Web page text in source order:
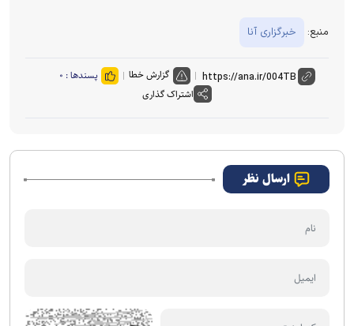
منبع: خبرگزاری آنا
گزارش خطا پسندها : ۰
اشتراک گذاری
ارسال نظر